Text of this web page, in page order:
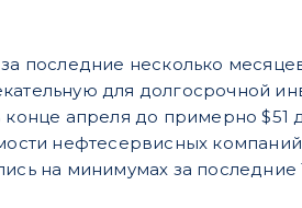
последние несколько
для долгосрочной
апреля до примерно $51
нефтесервисных
на минимумах за последние